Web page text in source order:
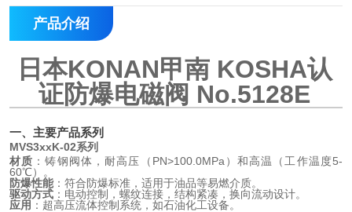
产品介绍
日本KONAN甲南 KOSHA认
证防爆电磁阀 No.5128E
一、主要产品系列
MVS3xxK-02系列
材质 ：铸钢阀体，耐高压（PN>100.0MPa）和高温（工作温度5-
60℃）。
防爆性能：符合防爆标准，适用于油品等易燃介质。
驱动方式 ：电动控制，螺纹连接，结构紧凑，换向流动设计。
应用 ：超高压流体控制系统，如石油化工设备。